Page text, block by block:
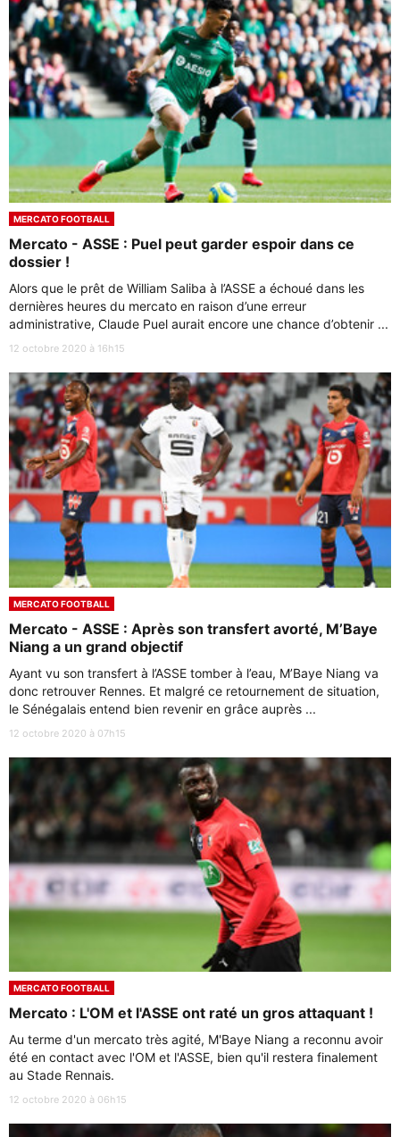
MERCATO FOOTBALL
Mercato - ASSE : Puel peut garder espoir dans ce
dossier !
Alors que le prêt de William Saliba à l’ASSE a échoué dans les
dernières heures du mercato en raison d’une erreur
administrative, Claude Puel aurait encore une chance d’obtenir ...
12 octobre 2020 à 16h15
MERCATO FOOTBALL
Mercato - ASSE : Après son transfert avorté, M’Baye
Niang a un grand objectif
Ayant vu son transfert à l’ASSE tomber à l’eau, M’Baye Niang va
donc retrouver Rennes. Et malgré ce retournement de situation,
le Sénégalais entend bien revenir en grâce auprès ...
12 octobre 2020 à 07h15
MERCATO FOOTBALL
Mercato : L'OM et l'ASSE ont raté un gros attaquant !
Au terme d'un mercato très agité, M'Baye Niang a reconnu avoir
été en contact avec l'OM et l'ASSE, bien qu'il restera finalement
au Stade Rennais.
12 octobre 2020 à 06h15